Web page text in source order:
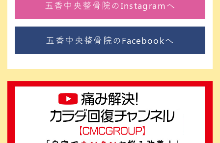
五香中央整骨院のInstagramへ
五香中央整骨院のFacebookへ